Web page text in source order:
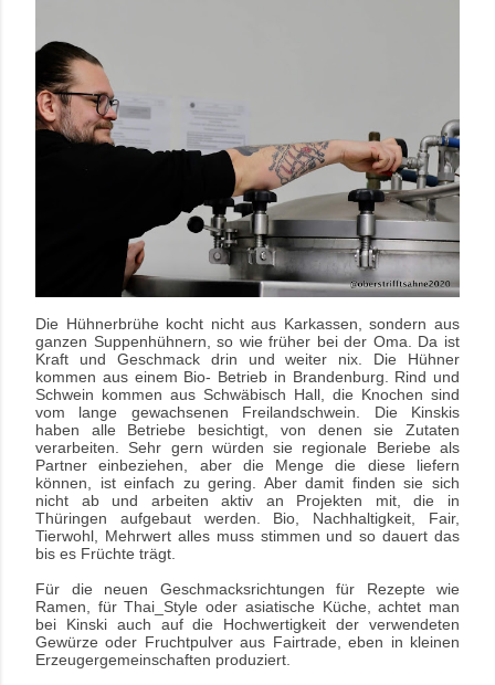
Die Hühnerbrühe kocht nicht aus Karkassen, sondern aus
ganzen Suppenhühnern, so wie früher bei der Oma. Da ist
Kraft und Geschmack drin und weiter nix. Die Hühner
kommen aus einem Bio- Betrieb in Brandenburg. Rind und
Schwein kommen aus Schwäbisch Hall, die Knochen sind
vom lange gewachsenen Freilandschwein. Die Kinskis
haben alle Betriebe besichtigt, von denen sie Zutaten
verarbeiten. Sehr gern würden sie regionale Beriebe als
Partner einbeziehen, aber die Menge die diese liefern
können, ist einfach zu gering. Aber damit finden sie sich
nicht ab und arbeiten aktiv an Projekten mit, die in
Thüringen aufgebaut werden. Bio, Nachhaltigkeit, Fair,
Tierwohl, Mehrwert alles muss stimmen und so dauert das
bis es Früchte trägt.
Für die neuen Geschmacksrichtungen für Rezepte wie
Ramen, für Thai_Style oder asiatische Küche, achtet man
bei Kinski auch auf die Hochwertigkeit der verwendeten
Gewürze oder Fruchtpulver aus Fairtrade, eben in kleinen
Erzeugergemeinschaften produziert.